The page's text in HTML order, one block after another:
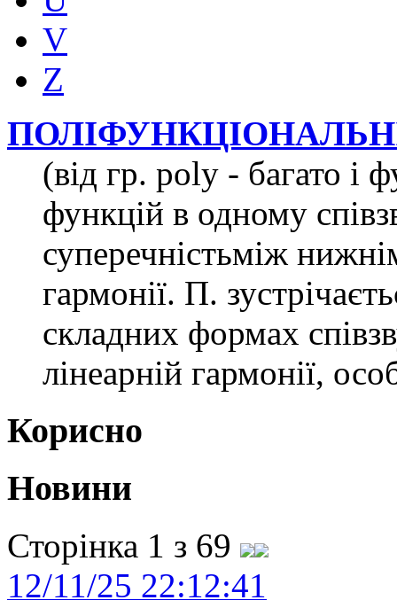
V
Z
(від гр. poly - багато і
функцій в одному
суперечністьміж
гармонії. П.
складних формах
лінеарній гармонії,
Корисно
Новини
Сторінка 1 з 69
12/11/25 22:12:41